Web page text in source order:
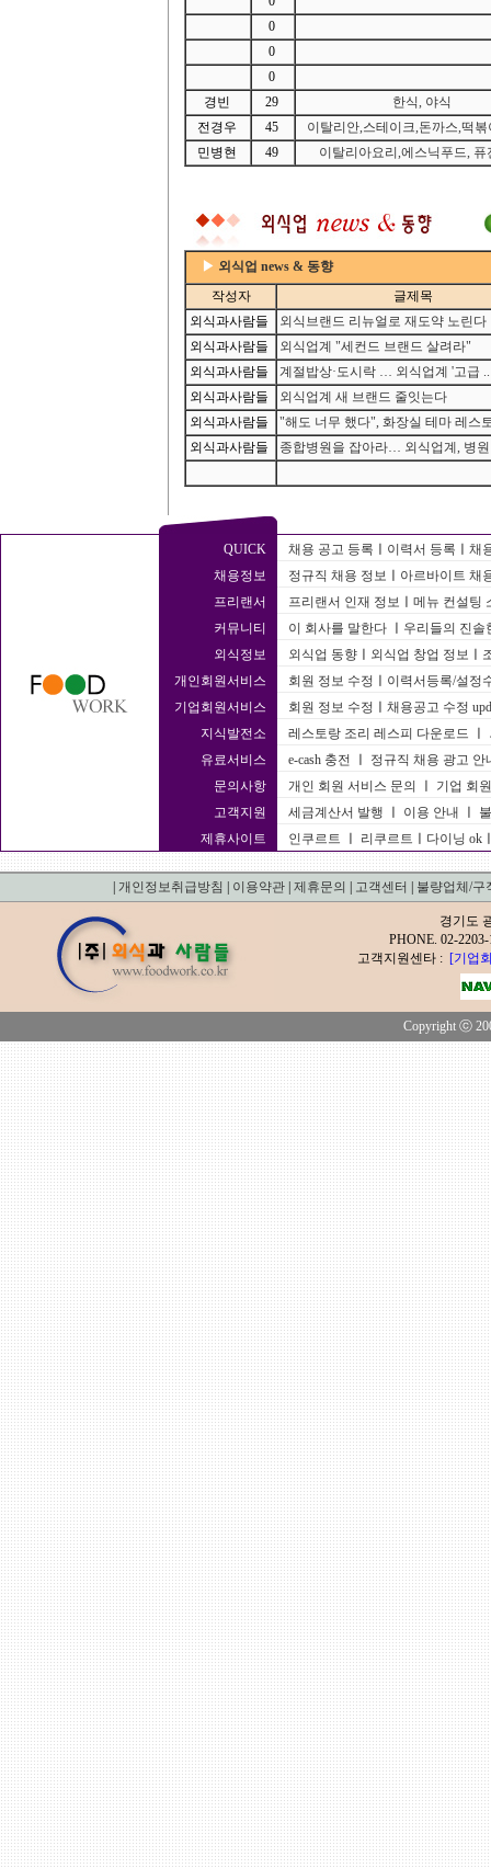
0
0
0
경빈
29
한식, 야식
전경우
45
이탈리안,스테이크,돈까스,떡볶
민병현
49 이탈리아요리,에스닉푸드, 퓨
▶ 외식업 news & 동향
작성자
글제목
외식과사람들
외식브랜드 리뉴얼로 재도약 노린다
외식과사람들
외식업계 "세컨드 브랜드 살려라"
외식과사람들
계절밥상·도시락 … 외식업계 '고급 ..
외식과사람들
외식업계 새 브랜드 줄잇는다
외식과사람들
"해도 너무 했다", 화장실 테마 레스
외식과사람들
종합병원을 잡아라… 외식업계, 병원
QUICK 채용 공고 등록 이력서 등록
채
채용정보
정규직 채용 정보
아르바이트 채
프리랜서
프리랜서 인재 정보
메뉴 컨설팅
커뮤니티
이 회사를 말한다
우리들의 진솔
외식정보
외식업 동향 외식업 창업 정보
개인회원서비스
회원 정보 수정
이력서등록/설정
기업회원서비스
회원 정보 수정
채용공고 수정
지식발전소
레스토랑 조리 레스피 다운로드
유료서비스
e-cash 충전
정규직 채용 광고 안
문의사항
개인 회원 서비스 문의
기업 회
고객지원
세금계산서 발행 이용 안내
제휴사이트
인쿠르트 리쿠르트 다이닝 ok
개인정보취급방침 이용약관 제휴문의 고객센터 불량업체/구
경기도
PHONE. 02-
고객지원센타 : [기업
Copyright ⓒ